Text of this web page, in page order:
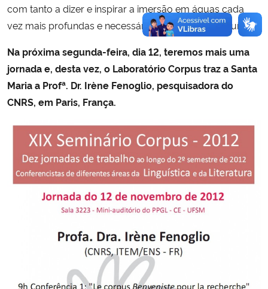
com tanto a dizer e inspirar a imersão em águas cada
vez mais profundas e necessárias da pesquisa linguística.
Na próxima segunda-feira, dia 12, teremos mais uma
jornada e, desta vez, o Laboratório Corpus traz a Santa
Maria a Profª. Dr. Irène Fenoglio, pesquisadora do
CNRS, em Paris, França.